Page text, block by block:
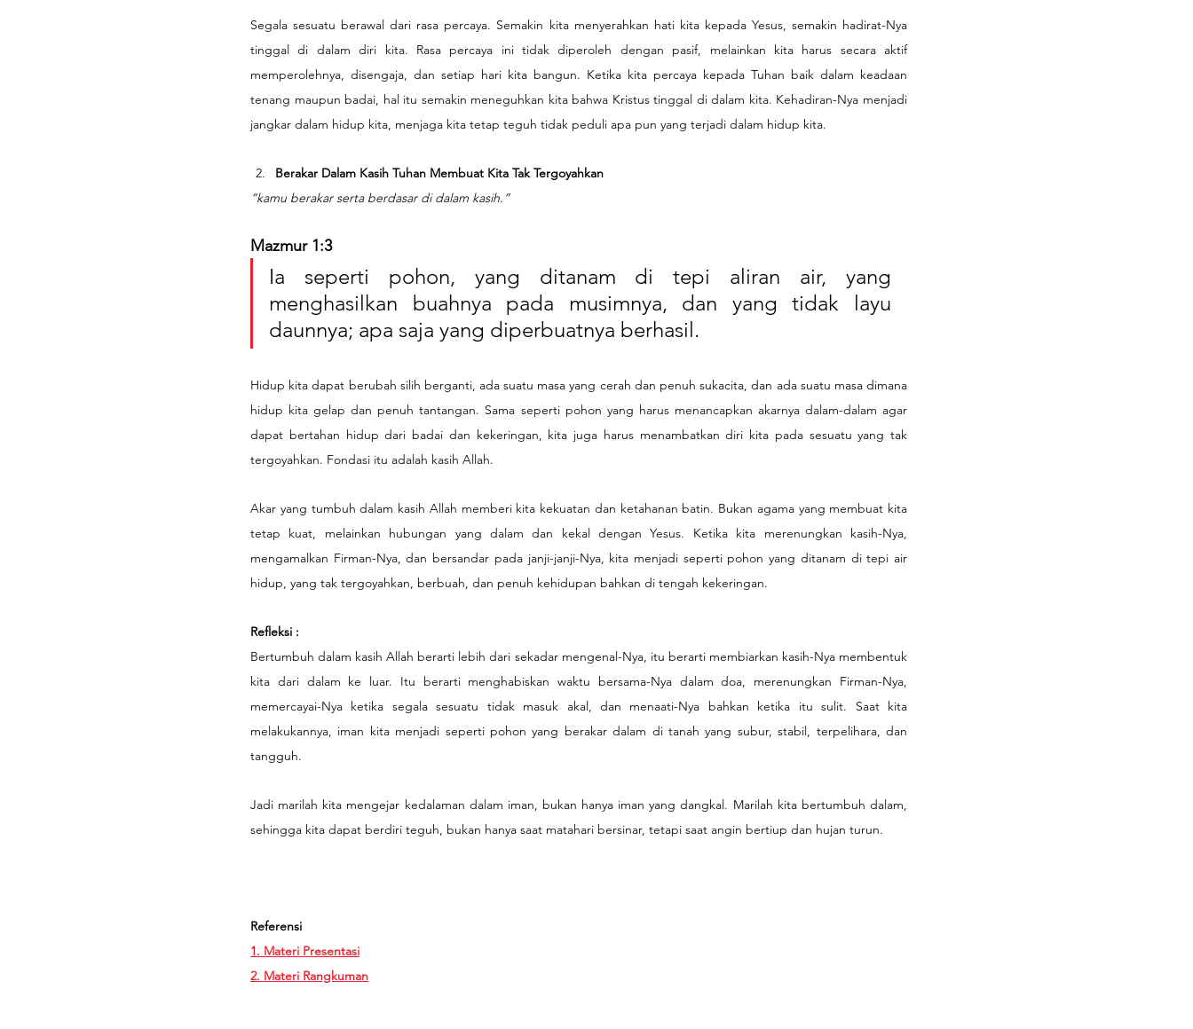
Segala sesuatu berawal dari rasa percaya. Semakin kita menyerahkan hati kita kepada Yesus, semakin hadirat-Nya
tinggal di dalam diri kita. Rasa percaya ini tidak diperoleh dengan pasif, melainkan kita harus secara aktif
memperolehnya, disengaja, dan setiap hari kita bangun. Ketika kita percaya kepada Tuhan baik dalam keadaan
tenang maupun badai, hal itu semakin meneguhkan kita bahwa Kristus tinggal di dalam kita. Kehadiran-Nya menjadi
jangkar dalam hidup kita, menjaga kita tetap teguh tidak peduli apa pun yang terjadi dalam hidup kita.
Berakar Dalam Kasih Tuhan Membuat Kita Tak Tergoyahkan
“kamu berakar serta berdasar di dalam kasih.”
Mazmur 1:3
Ia seperti pohon, yang ditanam di tepi aliran air, yang
menghasilkan buahnya pada musimnya, dan yang tidak layu
daunnya; apa saja yang diperbuatnya berhasil.
Hidup kita dapat berubah silih berganti, ada suatu masa yang cerah dan penuh sukacita, dan ada suatu masa dimana
hidup kita gelap dan penuh tantangan. Sama seperti pohon yang harus menancapkan akarnya dalam-dalam agar
dapat bertahan hidup dari badai dan kekeringan, kita juga harus menambatkan diri kita pada sesuatu yang tak
tergoyahkan. Fondasi itu adalah kasih Allah.
Akar yang tumbuh dalam kasih Allah memberi kita kekuatan dan ketahanan batin. Bukan agama yang membuat kita
tetap kuat, melainkan hubungan yang dalam dan kekal dengan Yesus. Ketika kita merenungkan kasih-Nya,
mengamalkan Firman-Nya, dan bersandar pada janji-janji-Nya, kita menjadi seperti pohon yang ditanam di tepi air
hidup, yang tak tergoyahkan, berbuah, dan penuh kehidupan bahkan di tengah kekeringan.
Refleksi :
Bertumbuh dalam kasih Allah berarti lebih dari sekadar mengenal-Nya, itu berarti membiarkan kasih-Nya membentuk
kita dari dalam ke luar. Itu berarti menghabiskan waktu bersama-Nya dalam doa, merenungkan Firman-Nya,
memercayai-Nya ketika segala sesuatu tidak masuk akal, dan menaati-Nya bahkan ketika itu sulit. Saat kita
melakukannya, iman kita menjadi seperti pohon yang berakar dalam di tanah yang subur, stabil, terpelihara, dan
tangguh.
Jadi marilah kita mengejar kedalaman dalam iman, bukan hanya iman yang dangkal. Marilah kita bertumbuh dalam,
sehingga kita dapat berdiri teguh, bukan hanya saat matahari bersinar, tetapi saat angin bertiup dan hujan turun.
Referensi
1. Materi Presentasi
2. Materi Rangkuman